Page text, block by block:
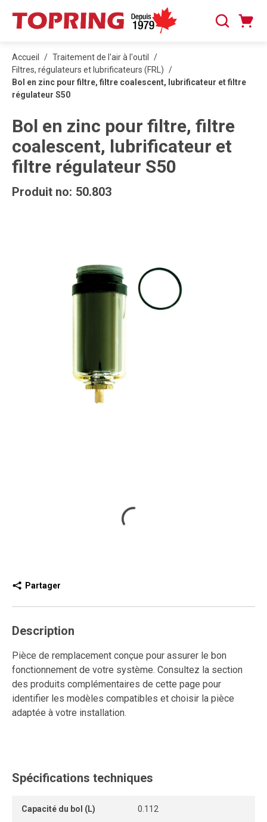
PASSER AU CONTENU PRINCIPAL
Recherche
Accueil / Traitement de l'air à l'outil
/
Filtres, régulateurs et lubrificateurs (FRL) /
Bol en zinc pour filtre, filtre coalescent, lubrificateur et filtre
régulateur S50
Bol en zinc pour filtre, filtre
coalescent, lubrificateur et
filtre régulateur S50
Produit no: 50.803
Partager
Description
Pièce de remplacement conçue pour assurer le bon
fonctionnement de votre système. Consultez la section
des produits complémentaires de cette page pour
identifier les modèles compatibles et choisir la pièce
adaptée à votre installation.
Spécifications techniques
Capacité du bol (L) 0.112